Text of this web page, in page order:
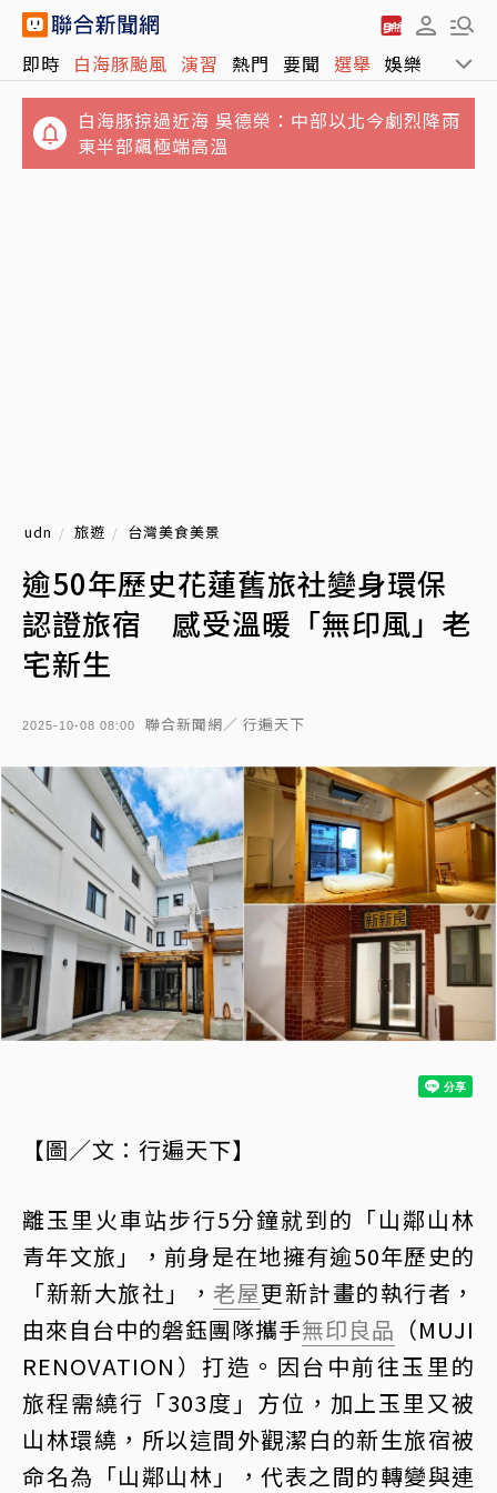
即時 白海豚颱風 演習 熱門 要聞 選舉 娛樂 運動
白海豚掠過近海 吳德榮：中部以北今劇烈降雨
東半部飆極端高溫
情緒失控…國中特教新生折斷掃把 刺傷女師眼
udn 旅遊 台灣美食美景
逾50年歷史花蓮舊旅社變身環保
認證旅宿 感受溫暖「無印風」老
宅新生
2025-10-08 08:00 聯合新聞網／ 行遍天下
【圖／文：行遍天下】
離玉里火車站步行5分鐘就到的「山鄰山林
青年文旅」，前身是在地擁有逾50年歷史的
「新新大旅社」， 老屋更新計畫的執行者，
由來自台中的磐鈺團隊攜手無印良品 （MUJI
RENOVATION）打造。因台中前往玉里的
旅程需繞行「303度」方位，加上玉里又被
山林環繞，所以這間外觀潔白的新生旅宿被
命名為「山鄰山林」，代表之間的轉變與連